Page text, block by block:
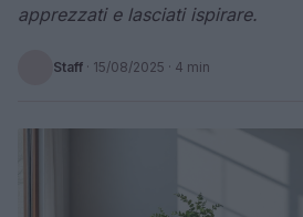
apprezzati e lasciati ispirare.
Staff · 15/08/2025 · 4 min